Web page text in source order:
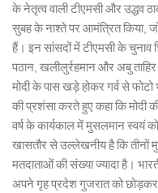
के नेतृत्व वाली टीएमसी और उद्धव
सुबह के नाश्ते पर आमंत्रित किया,
हैं। इन सांसदों में टीएमसी के चुनाव
पठान, खलीलुर्रहमान और अबु
मोदी के पास खड़े होकर गर्व से फोटो
की प्रशंसा करते हुए कहा कि मोदी
वर्ष के कार्यकाल में मुसलमान स्वयं
खासतौर से उल्लेखनीय है कि तीनों
मतदाताओं की संख्या ज्यादा है।
अपने गृह प्रदेश गुजरात को छोड़कर